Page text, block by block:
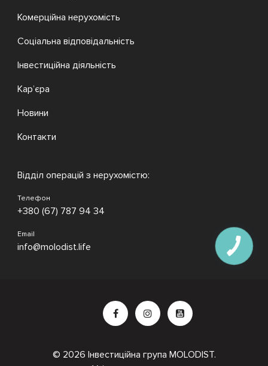
Комерційна нерухомість
Соціальна відповідальність
Інвестиційна діяльність
Кар’єра
Новини
Контакти
Відділ операцій з нерухомістю:
Телефон
+380 (67) 787 94 34
Email
info@molodist.life
© 2026 Інвестиційна група MOLODIST.